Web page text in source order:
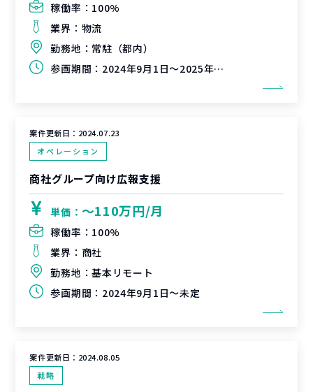
稼働率： 100%
業界： 物流
勤務地： 常駐（都内）
参画期間： 2024年9月1日～2025年1月31日（延長可能性有）
案件更新日： 2024.07.23
オペレーション
商社グループ向け広報支援
単価： 〜110万円/月
稼働率： 100%
業界： 商社
勤務地：基本リモート
参画期間： 2024年9月1日～未定
案件更新日： 2024.08.05
戦略